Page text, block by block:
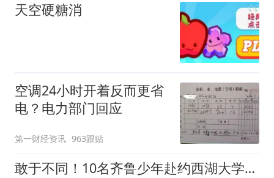
天空硬糖消
空调24小时开着反而更省
电？电力部门回应
第一财经资讯 963跟贴
敢于不同！10名齐鲁少年赴约西湖大学！他们是谁？为何而选？